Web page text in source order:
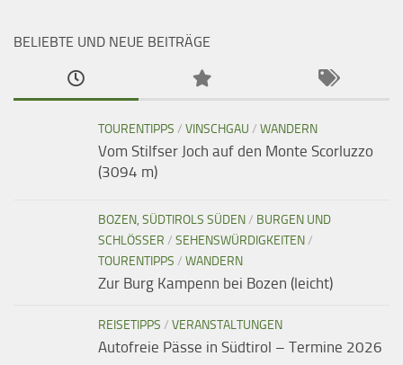
BELIEBTE UND NEUE BEITRÄGE
TOURENTIPPS / VINSCHGAU / WANDERN
Vom Stilfser Joch auf den Monte Scorluzzo
(3094 m)
BOZEN, SÜDTIROLS SÜDEN/ BURGEN UND
SCHLÖSSER / SEHENSWÜRDIGKEITEN/
TOURENTIPPS / WANDERN
Zur Burg Kampenn bei Bozen (leicht)
REISETIPPS / VERANSTALTUNGEN
Autofreie Pässe in Südtirol – Termine 2026